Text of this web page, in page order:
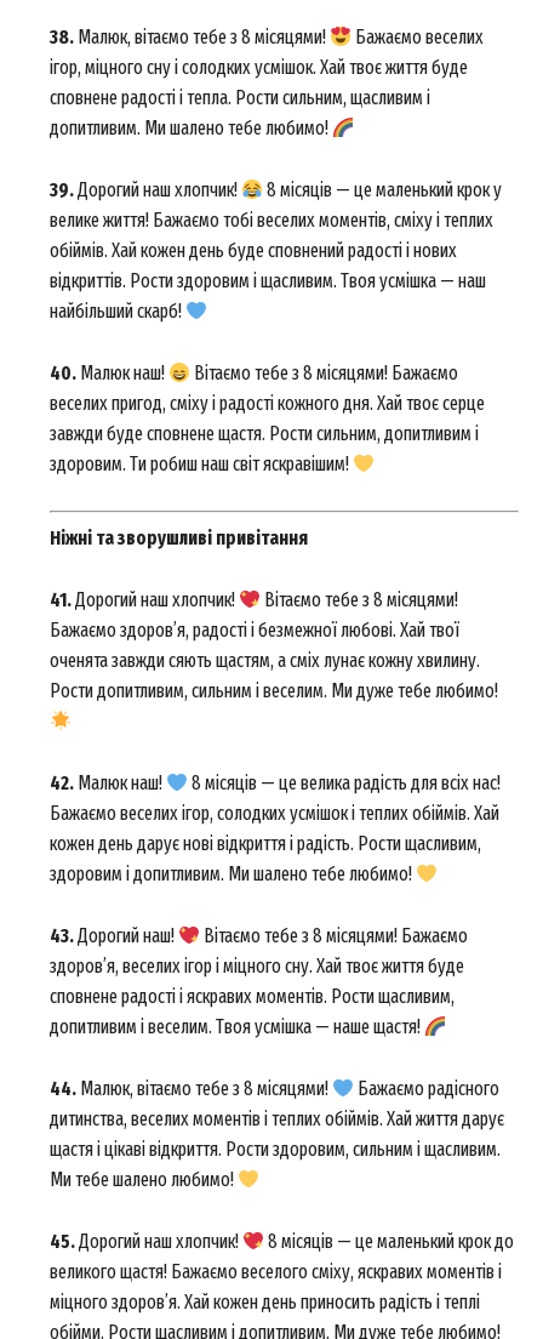
38. Малюк, вітаємо тебе з 8 місяцями!
Бажаємо веселих
ігор, міцного сну і солодких усмішок. Хай твоє життя буде
сповнене радості і тепла. Рости сильним, щасливим і
допитливим. Ми шалено тебе любимо!
39.Дорогий наш хлопчик!
8 місяців — це маленький крок у
велике життя! Бажаємо тобі веселих моментів, сміху і теплих
обіймів. Хай кожен день буде сповнений радості і нових
відкриттів. Рости здоровим і щасливим. Твоя усмішка — наш
найбільший скарб!
40. Малюк наш!
Вітаємо тебе з 8 місяцями! Бажаємо
веселих пригод, сміху і радості кожного дня. Хай твоє серце
завжди буде сповнене щастя. Рости сильним, допитливим і
здоровим. Ти робиш наш світ яскравішим!
Ніжні та зворушливі привітання
41.Дорогий наш хлопчик!
Вітаємо тебе з 8 місяцями!
Бажаємо здоров’я, радості і безмежної любові. Хай твої
оченята завжди сяють щастям, а сміх лунає кожну хвилину.
Рости допитливим, сильним і веселим. Ми дуже тебе любимо!
42. Малюк наш!
8 місяців — це велика радість для всіх нас!
Бажаємо веселих ігор, солодких усмішок і теплих обіймів. Хай
кожен день дарує нові відкриття і радість. Рости щасливим,
здоровим і допитливим. Ми шалено тебе любимо!
43.Дорогий наш!
Вітаємо тебе з 8 місяцями! Бажаємо
здоров’я, веселих ігор і міцного сну. Хай твоє життя буде
сповнене радості і яскравих моментів. Рости щасливим,
допитливим і веселим. Твоя усмішка — наше щастя!
44. Малюк, вітаємо тебе з 8 місяцями!
Бажаємо радісного
дитинства, веселих моментів і теплих обіймів. Хай життя дарує
щастя і цікаві відкриття. Рости здоровим, сильним і щасливим.
Ми тебе шалено любимо!
45.Дорогий наш хлопчик!
8 місяців — це маленький крок до
великого щастя! Бажаємо веселого сміху, яскравих моментів і
міцного здоров’я. Хай кожен день приносить радість і теплі
обійми. Рости щасливим і допитливим. Ми дуже тебе любимо!